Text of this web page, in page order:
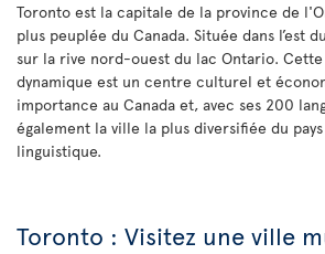
Toronto est la capitale de la province de
plus peuplée du Canada. Située dans l’est
sur la rive nord-ouest du lac Ontario.
dynamique est un centre culturel et
importance au Canada et, avec ses 200
également la ville la plus diversifiée du
linguistique.
Toronto : Visitez une ville